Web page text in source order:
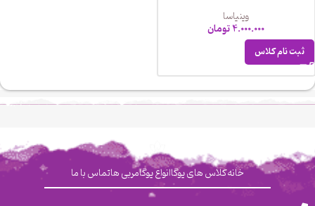
وینیاسا
4.000.000تومان
ثبت نام کلاس
خانهکلاس های یوگاانواع یوگامربی هاتماس با ما